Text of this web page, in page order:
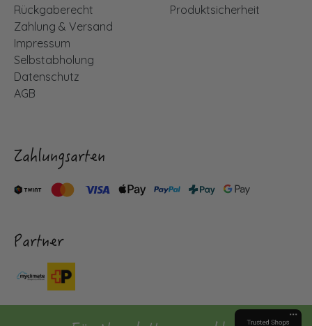
Rückgaberecht
Zahlung & Versand
Impressum
Selbstabholung
Datenschutz
AGB
Produktsicherheit
Zahlungsarten
Partner